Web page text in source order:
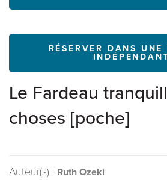
RÉSERVER DANS
Le Fardeau
choses [poche]
Auteur(s) : Ruth Ozeki